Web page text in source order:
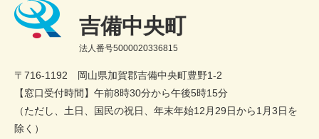
吉備中央町
法人番号5000020336815
〒716-1192 岡山県加賀郡吉備中央町豊野1-2
【窓口受付時間】午前8時30分から午後5時15分
（ただし、土日、国民の祝日、年末年始12月29日から1月3日を
除く）